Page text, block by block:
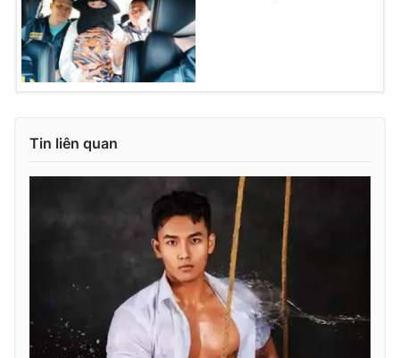
Tin liên quan